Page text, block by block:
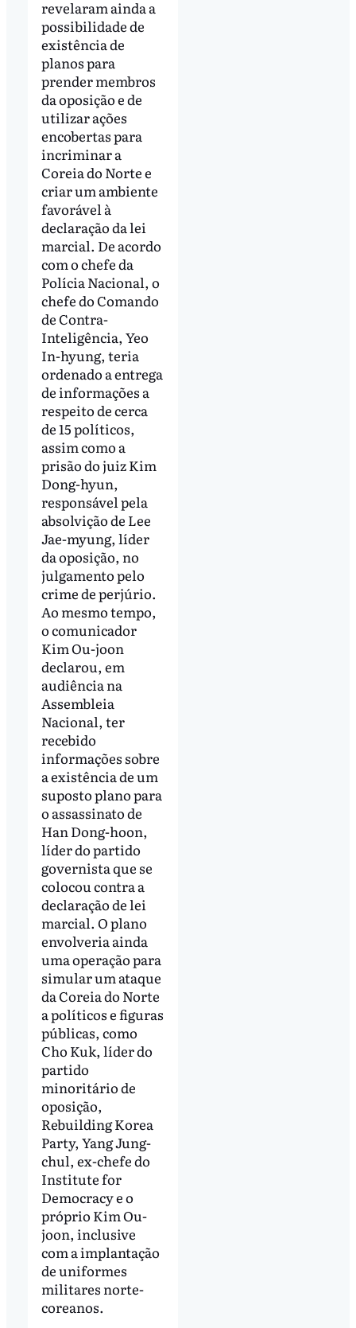
revelaram ainda a
possibilidade de
existência de
planos para
prender membros
da oposição e de
utilizar ações
encobertas para
incriminar a
Coreia do Norte e
criar um ambiente
favorável à
declaração da lei
marcial. De acordo
com o chefe da
Polícia Nacional, o
chefe do Comando
de Contra-
Inteligência, Yeo
In-hyung, teria
ordenado a entrega
de informações a
respeito de cerca
de 15 políticos,
assim como a
prisão do juiz Kim
Dong-hyun,
responsável pela
absolvição de Lee
Jae-myung, líder
da oposição, no
julgamento pelo
crime de perjúrio.
Ao mesmo tempo,
o comunicador
Kim Ou-joon
declarou, em
audiência na
Assembleia
Nacional, ter
recebido
informações sobre
a existência de um
suposto plano para
o assassinato de
Han Dong-hoon,
líder do partido
governista que se
colocou contra a
declaração de lei
marcial. O plano
envolveria ainda
uma operação para
simular um ataque
da Coreia do Norte
a políticos e figuras
públicas, como
Cho Kuk, líder do
partido
minoritário de
oposição,
Rebuilding Korea
Party, Yang Jung-
chul, ex-chefe do
Institute for
Democracy e o
próprio Kim Ou-
joon, inclusive
com a implantação
de uniformes
militares norte-
coreanos.